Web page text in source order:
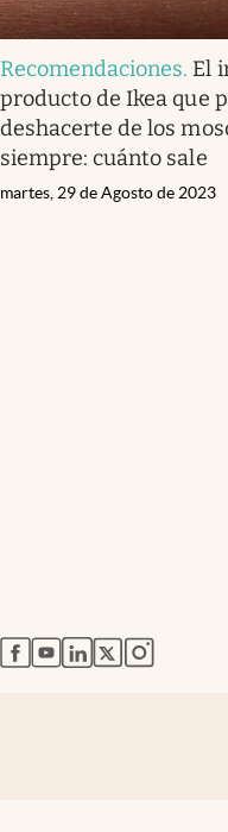
Recomendaciones. El
producto de Ikea que
deshacerte de los
siempre: cuánto sale
martes, 29 de Agosto de 2023
abre en nueva pestaña
abre en nueva
abre en nueva
abre enabre en